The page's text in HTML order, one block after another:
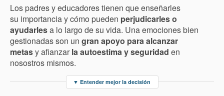
Los padres y educadores tienen que enseñarles
su importancia y cómo pueden perjudicarles o
ayudarlesa lo largo de su vida. Una emociones bien
gestionadas son un gran apoyo para alcanzar
metasy afianzar la autoestima y seguridad en
nosostros mismos.
▼ Entender mejor la decisión